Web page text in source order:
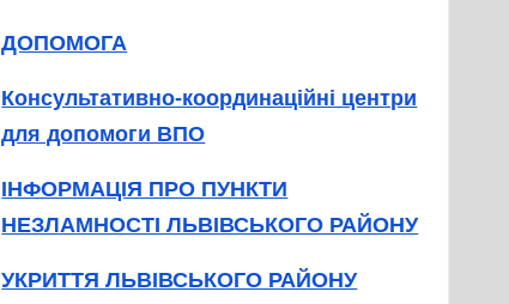
ДОПОМОГА
Консультативно-координаційні центри
для допомоги ВПО
ІНФОРМАЦІЯ ПРО ПУНКТИ
НЕЗЛАМНОСТІ ЛЬВІВСЬКОГО РАЙОНУ
УКРИТТЯ ЛЬВІВСЬКОГО РАЙОНУ